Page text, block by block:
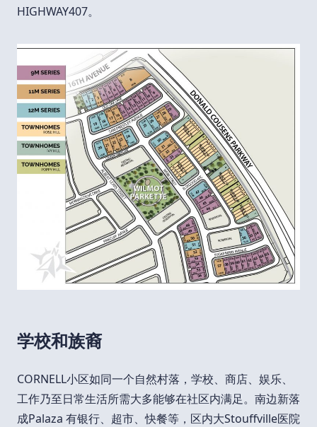
HIGHWAY407。
学校和族裔
CORNELL小区如同一个自然村落，学校、商店、娱乐、
工作乃至日常生活所需大多能够在社区内满足。南边新落
成Palaza 有银行、超市、快餐等，区内大Stouffville医院